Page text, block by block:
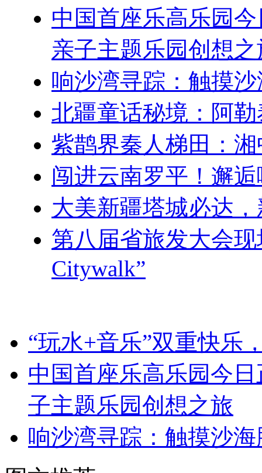
中国首座乐高乐园
亲子主题乐园创想之
响沙湾寻踪：触摸
北疆童话秘境：阿
紫鹊界秦人梯田：
闯进云南罗平！邂
大美新疆塔城必达
第八届省旅发大会
Citywalk”
“玩水+音乐”双重快乐
中国首座乐高乐园今
子主题乐园创想之旅
响沙湾寻踪：触摸沙